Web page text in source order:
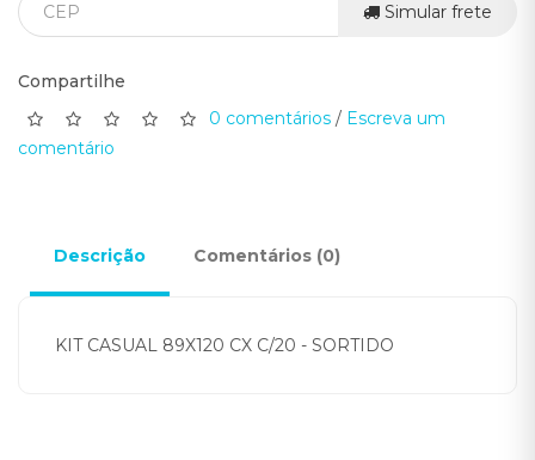
Simular frete
Compartilhe
0 comentários / Escreva um
comentário
Descrição Comentários (0)
KIT CASUAL 89X120 CX C/20 - SORTIDO